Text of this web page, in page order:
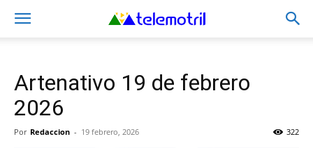
Artenativo 19 de febrero
2026
Por Redaccion - 19 febrero, 2026 322